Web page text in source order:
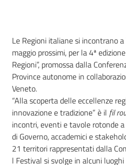
Seguici
su
Introduzione
Le Regioni italiane si incontrano
maggio prossimi, per la 4ª
Regioni”, promossa dalla
Province autonome in
Veneto.
“Alla scoperta delle eccellenze
innovazione e tradizione” è il fil
incontri, eventi e tavole rotonde
di Governo, accademici e
21 territori rappresentati dalla
l Festival si svolge in alcuni